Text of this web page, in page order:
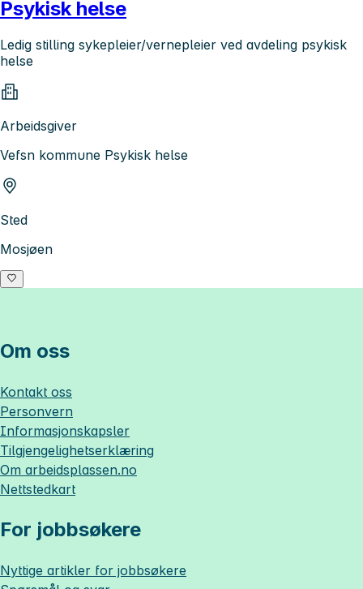
Psykisk helse
Ledig stilling sykepleier/vernepleier ved avdeling psykisk
helse
Arbeidsgiver
Vefsn kommune Psykisk helse
Sted
Mosjøen
Om oss
Kontakt oss
Personvern
Informasjonskapsler
Tilgjengelighetserklæring
Om arbeidsplassen.no
Nettstedkart
For jobbsøkere
Nyttige artikler for jobbsøkere